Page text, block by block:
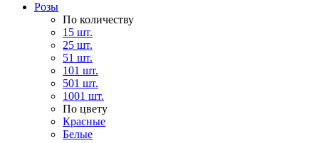
Розы
По количеству
15 шт.
25 шт.
51 шт.
101 шт.
501 шт.
1001 шт.
По цвету
Красные
Белые